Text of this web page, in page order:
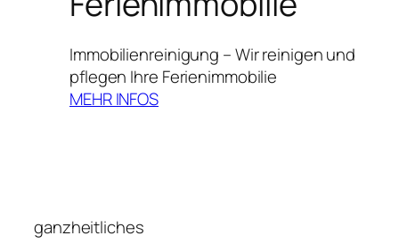
Immobilienreinigung – Wir reinigen und
pflegen Ihre Ferienimmobilie
MEHR INFOS
ganzheitliches